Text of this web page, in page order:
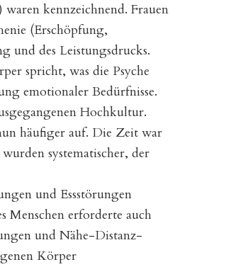
waren kennzeichnend. Frauen
(Erschöpfung,
und des Leistungsdrucks.
spricht, was die Psyche
emotionaler Bedürfnisse.
Hochkultur.
häufiger auf. Die Zeit war
systematischer, der
und Essstörungen
Menschen erforderte auch
und Nähe-Distanz-
Körper